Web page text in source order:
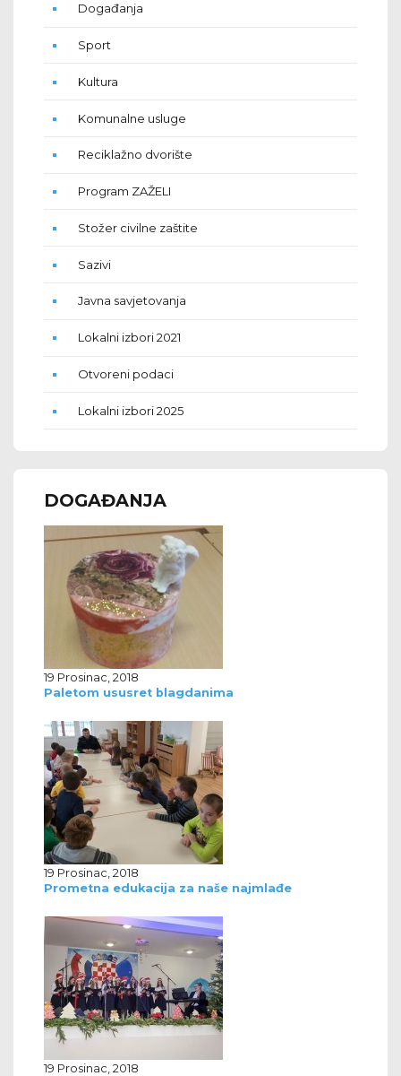
Događanja
Sport
Kultura
Komunalne usluge
Reciklažno dvorište
Program ZAŽELI
Stožer civilne zaštite
Sazivi
Javna savjetovanja
Lokalni izbori 2021
Otvoreni podaci
Lokalni izbori 2025
DOGAĐANJA
19 Prosinac, 2018
Paletom ususret blagdanima
19 Prosinac, 2018
Prometna edukacija za naše najmlađe
19 Prosinac, 2018